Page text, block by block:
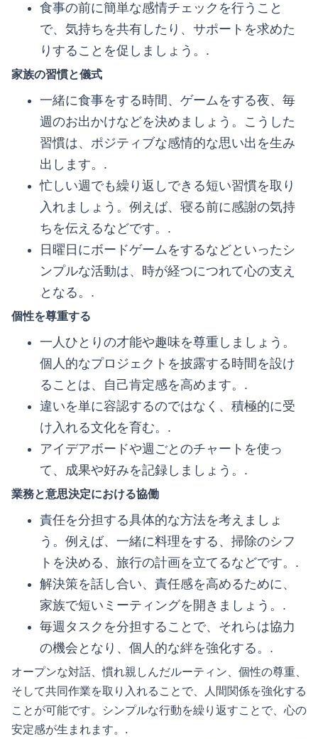
食事の前に簡単な感情チェックを行うこと
で、気持ちを共有したり、サポートを求めた
りすることを促しましょう。.
家族の習慣と儀式
一緒に食事をする時間、ゲームをする夜、毎
週のお出かけなどを決めましょう。こうした
習慣は、ポジティブな感情的な思い出を生み
出します。.
忙しい週でも繰り返しできる短い習慣を取り
入れましょう。例えば、寝る前に感謝の気持
ちを伝えるなどです。.
日曜日にボードゲームをするなどといったシ
ンプルな活動は、時が経つにつれて心の支え
となる。.
個性を尊重する
一人ひとりの才能や趣味を尊重しましょう。
個人的なプロジェクトを披露する時間を設け
ることは、自己肯定感を高めます。.
違いを単に容認するのではなく、積極的に受
け入れる文化を育む。.
アイデアボードや週ごとのチャートを使っ
て、成果や好みを記録しましょう。.
業務と意思決定における協働
責任を分担する具体的な方法を考えましょ
う。例えば、一緒に料理をする、掃除のシフ
トを決める、旅行の計画を立てるなどです。.
解決策を話し合い、責任感を高めるために、
家族で短いミーティングを開きましょう。.
毎週タスクを分担することで、それらは協力
の機会となり、個人的な絆を強化する。.
オープンな対話、慣れ親しんだルーティン、個性の尊重、
そして共同作業を取り入れることで、人間関係を強化する
ことが可能です。シンプルな行動を繰り返すことで、心の
安定感が生まれます。.